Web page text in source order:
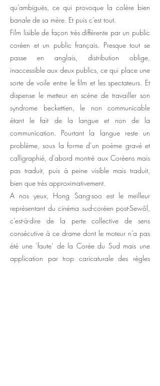
qu’ambiguës, ce qui provoque la colère bien
banale de sa mère. Et puis c’est tout.
Film lisible de façon très différente par un public
coréen et un public français. Presque tout se
passe en anglais, distribution oblige,
inaccessible aux deux publics, ce qui place une
sorte de voile entre le film et les spectateurs. Et
dispense le metteur en scène de travailler son
syndrome beckettien, le non communicable
étant le fait de la langue et non de la
communication. Pourtant la langue reste un
problème, sous la forme d’un poème gravé et
calligraphié, d’abord montré aux Coréens mais
pas traduit, puis à peine visible mais traduit,
bien que très approximativement.
A nos yeux, Hong Sang-soo est le meilleur
représentant du cinéma sud-coréen post-Sewôl,
c’est-à-dire de la perte collective de sens
consécutive à ce drame dont le moteur n’a pas
été une ‘faute’ de la Corée du Sud mais une
application par trop caricaturale des règles